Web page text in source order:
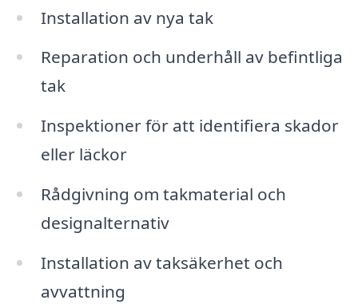
Installation av nya tak
Reparation och underhåll av befintliga
tak
Inspektioner för att identifiera skador
eller läckor
Rådgivning om takmaterial och
designalternativ
Installation av taksäkerhet och
avvattning